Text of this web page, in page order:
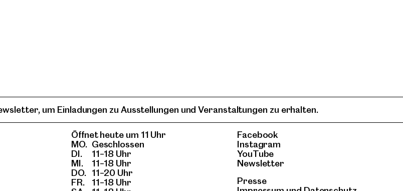
Öffnet heute um 11 Uhr
MO. Geschlossen
DI.
11–18 Uhr
MI.
11–18 Uhr
DO. 11–20 Uhr
FR.
11–18 Uhr
Facebook
Instagram
YouTube
Newsletter
Presse
um Einladungen zu Ausstellungen und Veranstaltungen zu erhalten.